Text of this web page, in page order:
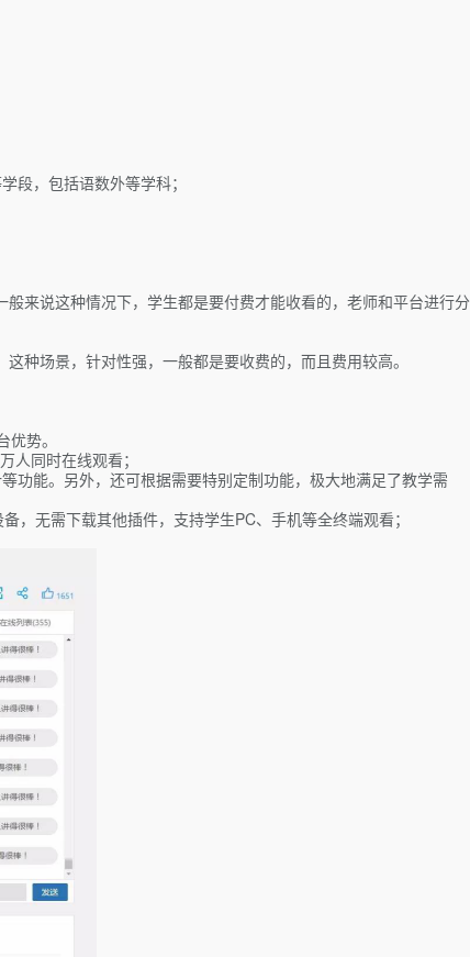
段，包括语数外等学科；
来说这种情况下，学生都是要付费才能收看的，老师和平台进行分
种场景，针对性强，一般都是要收费的，而且费用较高。
势。
人同时在线观看；
功能。另外，还可根据需要特别定制功能，极大地满足了教学需
，无需下载其他插件，支持学生PC、手机等全终端观看；